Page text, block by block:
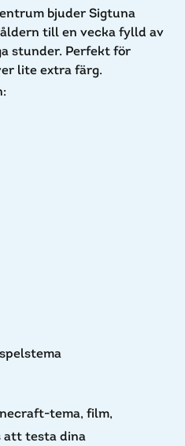
bjuder Sigtuna
till en vecka fylld av
stunder. Perfekt för
lite extra färg.
tema, film,
att testa dina